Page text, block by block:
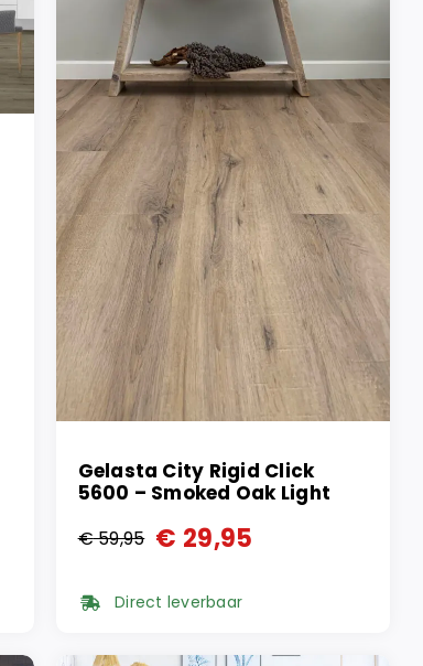
Gelasta City Rigid Click
5600 – Smoked Oak Light
€59,95
Oorspronkelijke
prijs
€ 29,95
Huidige
prijsDirect leverbaar